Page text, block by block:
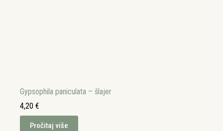
Gypsophila paniculata – šlajer
4,20 €
Pročitaj više